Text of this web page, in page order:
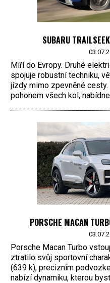
SUBARU
Míří do Evropy. Druhé
spojuje robustní techniku,
jízdy mimo zpevněné
pohonem všech kol,
PORSCHE MACAN
Porsche Macan Turbo
ztratilo svůj sportovní
(639 k), precizním
nabízí dynamiku, kterou